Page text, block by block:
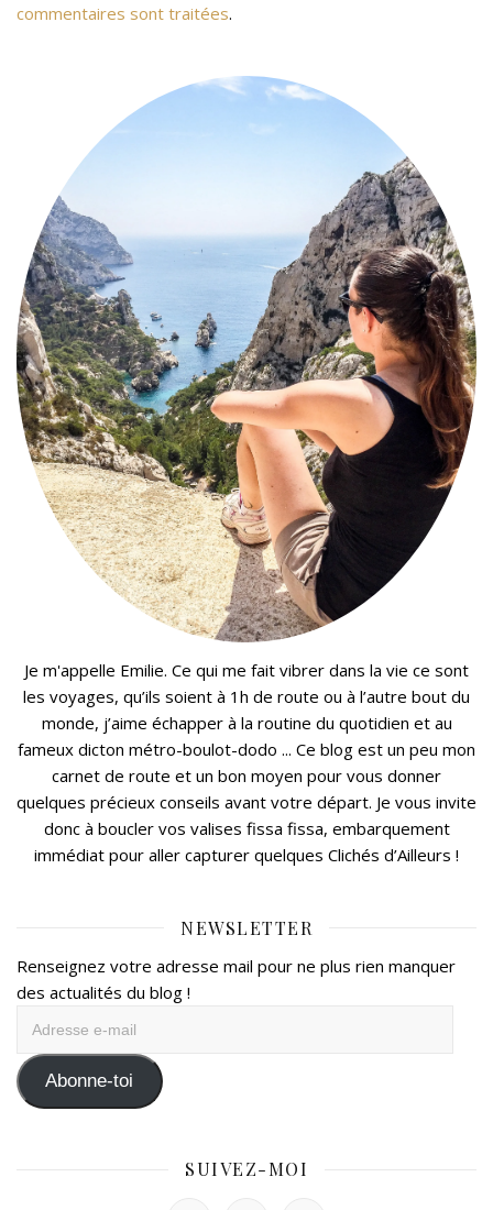
commentaires sont traitées.
Je m'appelle Emilie. Ce qui me fait vibrer dans la vie ce sont
les voyages, qu’ils soient à 1h de route ou à l’autre bout du
monde, j’aime échapper à la routine du quotidien et au
fameux dicton métro-boulot-dodo ... Ce blog est un peu mon
carnet de route et un bon moyen pour vous donner
quelques précieux conseils avant votre départ. Je vous invite
donc à boucler vos valises fissa fissa, embarquement
immédiat pour aller capturer quelques Clichés d’Ailleurs !
NEWSLETTER
Renseignez votre adresse mail pour ne plus rien manquer
des actualités du blog !
mail Abonne-toi
SUIVEZ-MOI